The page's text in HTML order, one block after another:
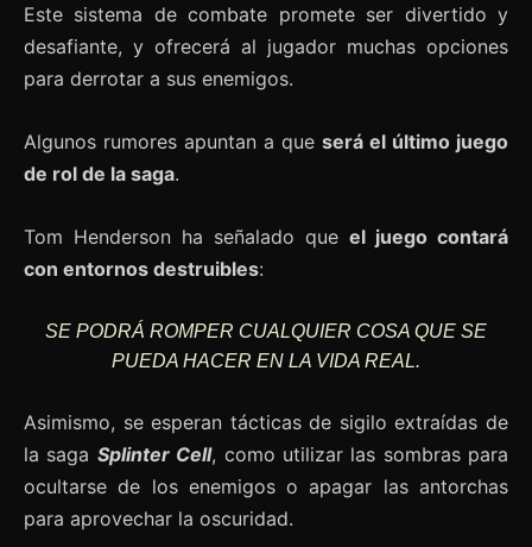
Este sistema de combate promete ser divertido y
desafiante, y ofrecerá al jugador muchas opciones
para derrotar a sus enemigos.
Algunos rumores apuntan a que será el último juego
de rol de la saga.
Tom Henderson ha señalado que el juego contará
con entornos destruibles:
SE PODRÁ ROMPER CUALQUIER COSA QUE SE
PUEDA HACER EN LA VIDA REAL.
Asimismo, se esperan tácticas de sigilo extraídas de
la saga Splinter Cell, como utilizar las sombras para
ocultarse de los enemigos o apagar las antorchas
para aprovechar la oscuridad.